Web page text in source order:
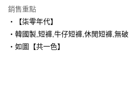
街口支付
悠遊付
Google Pay
銷售重點
‧【柒零年代】
‧韓國製,短褲,牛仔短褲,休閒短褲,無破
‧如圖【共一色】